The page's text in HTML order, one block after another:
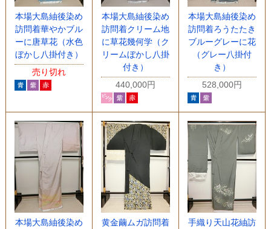
本場大島紬後染め
訪問着華やかブル
ーに唐草花（水色
ぼかし八掛付き）
売り切れ
本場大島紬後染め
訪問着クリーム地
に草花幾何学（ク
リームぼかし八掛
付き）
440,000円
本場大島紬後染め
訪問着ろうたたき
ブルーグレーに花
（グレー八掛付
き）
528,000円
本場大島紬後染め
黄金繭ムガ訪問着
手織り天山花紬訪